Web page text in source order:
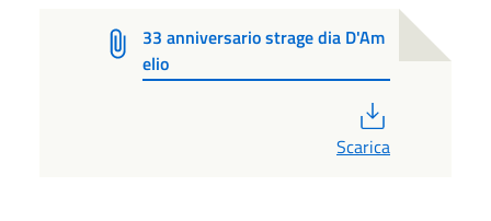
33 anniversario strage dia D'Am
elio
Scarica